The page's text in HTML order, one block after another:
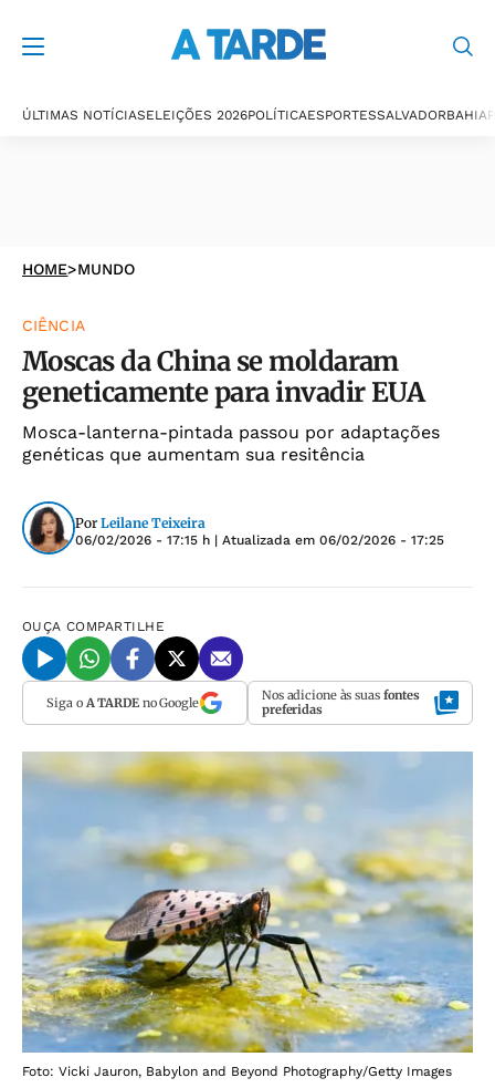
ÚLTIMAS NOTÍCIASELEIÇÕES 2026POLÍTICAESPORTESSALVADORBAHIA
HOME>MUNDO
CIÊNCIA
Moscas da China se moldaram
geneticamente para invadir EUA
Mosca-lanterna-pintada passou por adaptações
genéticas que aumentam sua resitência
Por Leilane Teixeira
06/02/2026 - 17:15 h | Atualizada em 06/02/2026 - 17:25
OUÇA COMPARTILHE
Siga o A TARDEno Google Nos adicione às suas fontes
preferidas
Foto: Vicki Jauron, Babylon and Beyond Photography/Getty Images